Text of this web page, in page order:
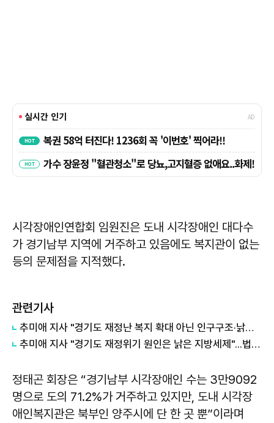
시각장애인연합회 임원진은 도내 시각장애인 대다수
가 경기남부 지역에 거주하고 있음에도 복지관이 없는
등의 문제점을 지적했다.
관련기사
추미애 지사 "경기도 재정난 복지 확대 아닌 인구구조·낡은 세수체계 문제"
추미애 지사 "경기도 재정위기 원인은 낡은 지방세제"...법인지방소득세 배분 개편 촉구
정태곤 회장은 “경기남부 시각장애인 수는 3만9092
명으로 도의 71.2%가 거주하고 있지만, 도내 시각장
애인복지관은 북부인 양주시에 단 한 곳 뿐”이라며